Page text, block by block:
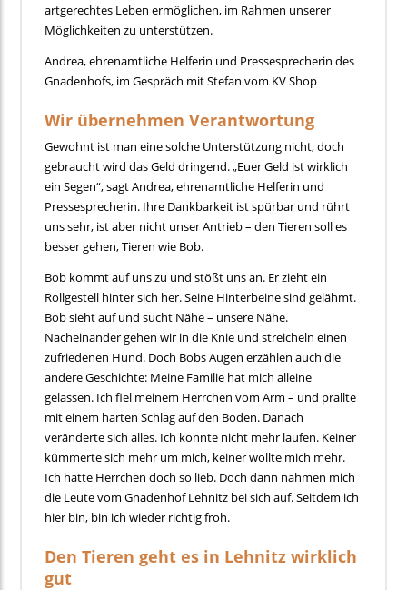
artgerechtes Leben ermöglichen, im Rahmen unserer
Möglichkeiten zu unterstützen.
Andrea, ehrenamtliche Helferin und Pressesprecherin des
Gnadenhofs, im Gespräch mit Stefan vom KV Shop
Wir übernehmen Verantwortung
Gewohnt ist man eine solche Unterstützung nicht, doch
gebraucht wird das Geld dringend. „Euer Geld ist wirklich
ein Segen“, sagt Andrea, ehrenamtliche Helferin und
Pressesprecherin. Ihre Dankbarkeit ist spürbar und rührt
uns sehr, ist aber nicht unser Antrieb – den Tieren soll es
besser gehen, Tieren wie Bob.
Bob kommt auf uns zu und stößt uns an. Er zieht ein
Rollgestell hinter sich her. Seine Hinterbeine sind gelähmt.
Bob sieht auf und sucht Nähe – unsere Nähe.
Nacheinander gehen wir in die Knie und streicheln einen
zufriedenen Hund. Doch Bobs Augen erzählen auch die
andere Geschichte: Meine Familie hat mich alleine
gelassen. Ich fiel meinem Herrchen vom Arm – und prallte
mit einem harten Schlag auf den Boden. Danach
veränderte sich alles. Ich konnte nicht mehr laufen. Keiner
kümmerte sich mehr um mich, keiner wollte mich mehr.
Ich hatte Herrchen doch so lieb. Doch dann nahmen mich
die Leute vom Gnadenhof Lehnitz bei sich auf. Seitdem ich
hier bin, bin ich wieder richtig froh.
Den Tieren geht es in Lehnitz wirklich
gut